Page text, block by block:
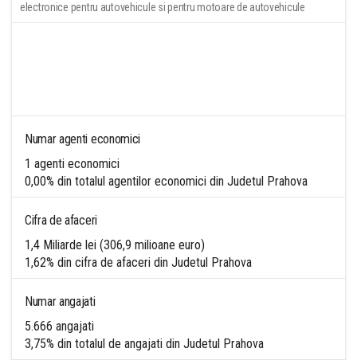
electronice pentru autovehicule si pentru motoare de autovehicule
Numar agenti economici
1 agenti economici
0,00% din totalul agentilor economici din Judetul Prahova
Cifra de afaceri
1,4 Miliarde lei (306,9 milioane euro)
1,62% din cifra de afaceri din Judetul Prahova
Numar angajati
5.666 angajati
3,75% din totalul de angajati din Judetul Prahova